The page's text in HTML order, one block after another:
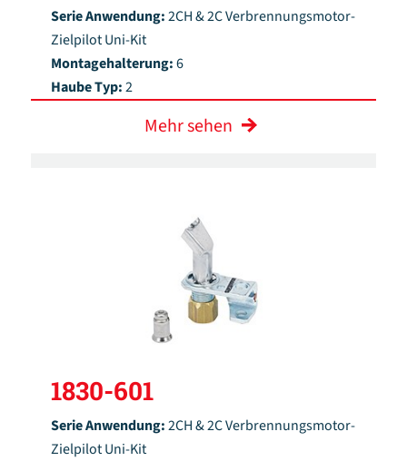
Serie Anwendung:2CH & 2C Verbrennungsmotor-
Zielpilot Uni-Kit
Montagehalterung:6
Haube Typ:2
Mehr sehen
1830-601
Serie Anwendung:2CH & 2C Verbrennungsmotor-
Zielpilot Uni-Kit